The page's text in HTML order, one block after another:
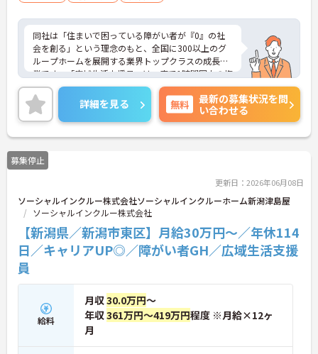
同社は「住まいで困っている障がい者が『0』の社
会を創る」という理念のもと、全国に300以上のグ
ループホームを展開する業界トップクラスの成長企
業です。「広域生活支援員」は、車で1時間圏内の複
数施設を横断的に担当し、現場支援とパートスタッ
フのサポートを行うハイクラスなポジションです。
最新設備とバリアフリーが完備され、スタッフの身
体的負担が少なく、広域手当5万円が付与されるこ
とで高い給与水準を実現しています。年間休日114
日の確保や、献立・レシピの完全標準化による業務
効率化など、ワークライフバランスを保ちながら定
います。複数施設を経験することで培われるマネジ
メント視点は、将来的なエリアマネージャーへのキ
ャリアアップにも直結しており、最新の環境で専門
性を発揮したいプロフェッショナルの方にお勧めで
す。
ームのパートスタッフの教育やサポートにも携わる
ことができ、現場の介助業務にとどまらず、施設運
営や人材育成の視点を養うことで、将来のエリアマ
ネージャー候補としてのステップアップに直結しま
詳細を見る 無料
最新の募集状況を問
い合わせる
募集停止
更新日：2026年06月08日
ソーシャルインクルー株式会社ソーシャルインクルーホーム新潟津島屋
ソーシャルインクルー株式会社
【新潟県／新潟市東区】月給30万円～／年休114
日／キャリアUP◎／障がい者GH／広域生活支援
員
給料
月収30.0万円～
年収361万円～419万円程度 ※月給×12ヶ
月